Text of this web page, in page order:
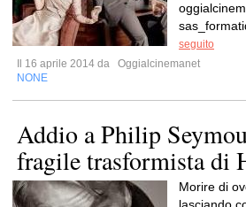
seguito
Il 16 aprile 2014 da
Oggialcinemanet
NONE
Addio a Philip
fragile trasformista di
Morire di